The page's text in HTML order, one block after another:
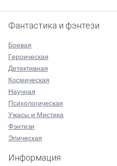
Фантастика и фэнтези
Боевая
Героическая
Детективная
Космическая
Научная
Психологическая
Ужасы и Мистика
Фэнтези
Эпическая
Информация